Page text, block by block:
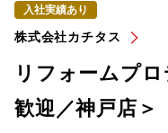
入社実績あり
株式会社カチタス
リフォームプ
歓迎／神戸店＞